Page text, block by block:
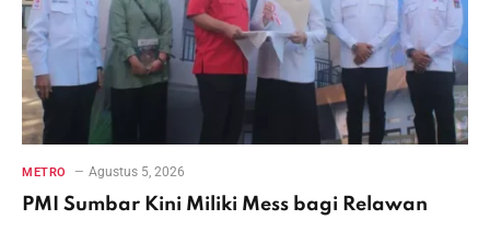
METRO Agustus 5, 2026
PMI Sumbar Kini Miliki Mess bagi Relawan